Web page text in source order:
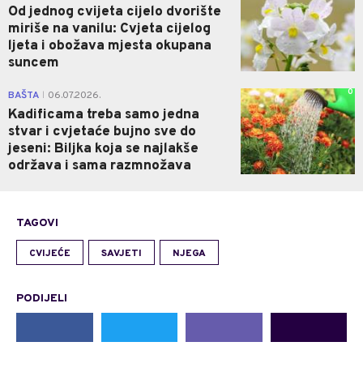
Od jednog cvijeta cijelo dvorište
miriše na vanilu: Cvjeta cijelog
ljeta i obožava mjesta okupana
suncem
BAŠTA 06.07.2026.
Kadificama treba samo jedna
stvar i cvjetaće bujno sve do
jeseni: Biljka koja se najlakše
održava i sama razmnožava
0
TAGOVI
CVIJEĆE SAVJETI NJEGA
PODIJELI